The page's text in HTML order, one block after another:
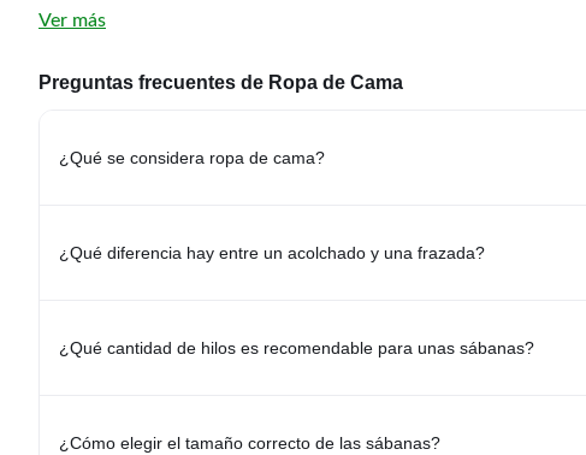
Sábanas para todos los tamaños de cama
Acolchados, mantas y frazadas
Ropa de cama para cada temporada
¿Cómo elegir la ropa de cama adecuada?
Acolchados, Mantas y Frazadas
Ver más
Preguntas frecuentes de Ropa de Cama
¿Qué se considera ropa de cama?
¿Qué diferencia hay entre un acolchado y una frazada?
¿Qué cantidad de hilos es recomendable para unas sábanas?
¿Cómo elegir el tamaño correcto de las sábanas?